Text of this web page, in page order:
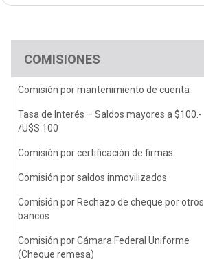
COMISIONES
Comisión por mantenimiento de cuenta
Tasa de Interés – Saldos mayores a $100.-
/U$S 100
Comisión por certificación de firmas
Comisión por saldos inmovilizados
Comisión por Rechazo de cheque por otros
bancos
Comisión por Cámara Federal Uniforme
(Cheque remesa)